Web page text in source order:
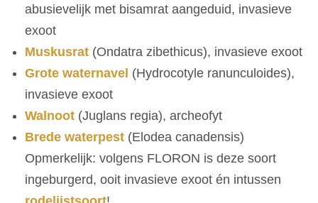
abusievelijk met bisamrat aangeduid, invasieve
exoot
Muskusrat (Ondatra zibethicus), invasieve exoot
Grote waternavel (Hydrocotyle ranunculoides),
invasieve exoot
Walnoot (Juglans regia), archeofyt
Brede waterpest (Elodea canadensis)
Opmerkelijk: volgens FLORON is deze soort
ingeburgerd, ooit invasieve exoot én intussen